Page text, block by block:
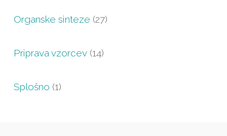
Organske sinteze (27)
Priprava vzorcev (14)
Splošno (1)